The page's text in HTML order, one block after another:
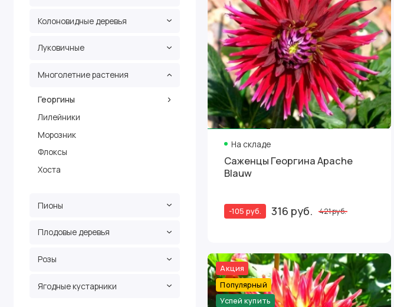
Колоновидные деревья
Луковичные
Многолетние растения
Георгины
Лилейники
Морозник
Флоксы
Хоста
Пионы
Плодовые деревья
Розы
Ягодные кустарники
На складе
Саженцы Георгина Apache
Blauw
-105 руб. 316 руб. 421 руб.
Акция
Популярный
Успей купить